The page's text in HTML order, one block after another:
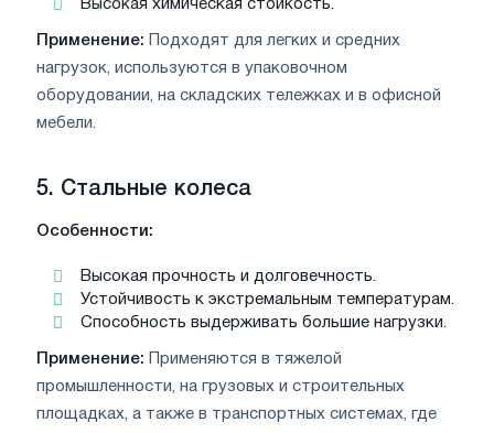
Высокая химическая стойкость.
Применение: Подходят для легких и средних
нагрузок, используются в упаковочном
оборудовании, на складских тележках и в офисной
мебели.
5. Стальные колеса
Особенности:
Высокая прочность и долговечность.
Устойчивость к экстремальным температурам.
Способность выдерживать большие нагрузки.
Применение: Применяются в тяжелой
промышленности, на грузовых и строительных
площадках, а также в транспортных системах, где